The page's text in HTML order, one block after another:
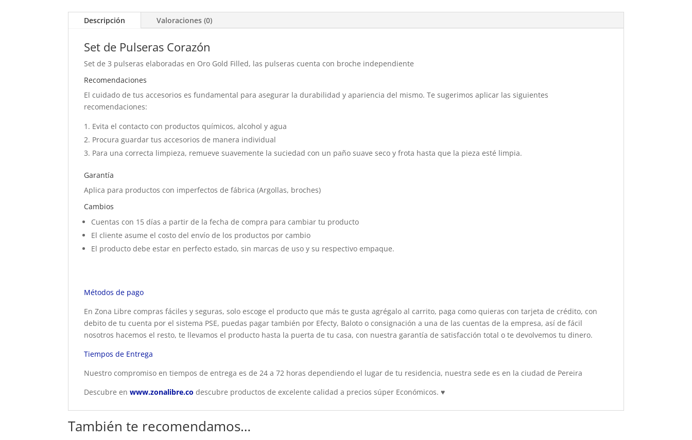
Descripción Valoraciones (0)
Set de Pulseras Corazón
Set de 3 pulseras elaboradas en Oro Gold Filled, las pulseras cuenta con broche independiente
Recomendaciones
El cuidado de tus accesorios es fundamental para asegurar la durabilidad y apariencia del mismo. Te sugerimos aplicar las siguientes
recomendaciones:
Evita el contacto con productos químicos, alcohol y agua
Procura guardar tus accesorios de manera individual
Para una correcta limpieza, remueve suavemente la suciedad con un paño suave seco y frota hasta que la pieza esté limpia.
Garantía
Aplica para productos con imperfectos de fábrica (Argollas, broches)
Cambios
Cuentas con 15 días a partir de la fecha de compra para cambiar tu producto
El cliente asume el costo del envío de los productos por cambio
El producto debe estar en perfecto estado, sin marcas de uso y su respectivo empaque.
Métodos de pago
En Zona Libre compras fáciles y seguras, solo escoge el producto que más te gusta agrégalo al carrito, paga como quieras con tarjeta de crédito, con
debito de tu cuenta por el sistema PSE, puedas pagar también por Efecty, Baloto o consignación a una de las cuentas de la empresa, así de fácil
nosotros hacemos el resto, te llevamos el producto hasta la puerta de tu casa, con nuestra garantía de satisfacción total o te devolvemos tu dinero.
Tiempos de Entrega
Nuestro compromiso en tiempos de entrega es de 24 a 72 horas dependiendo el lugar de tu residencia, nuestra sede es en la ciudad de Pereira
Descubre en www.zonalibre.co descubre productos de excelente calidad a precios súper Económicos. ♥
También te recomendamos…